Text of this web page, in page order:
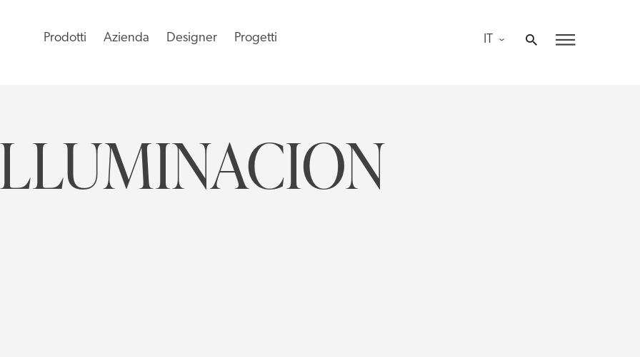
Prodotti Azienda Designer Progetti IT